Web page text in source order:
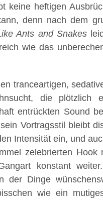
keine heftigen
denn nach dem
Ants and Snakes
wie das
tranceartigen,
die plötzlich
entrückten Sound
Vortragsstil bleibt
Intensität ein, und
zelebrierten Hook
konstant
der Dinge
wie ein